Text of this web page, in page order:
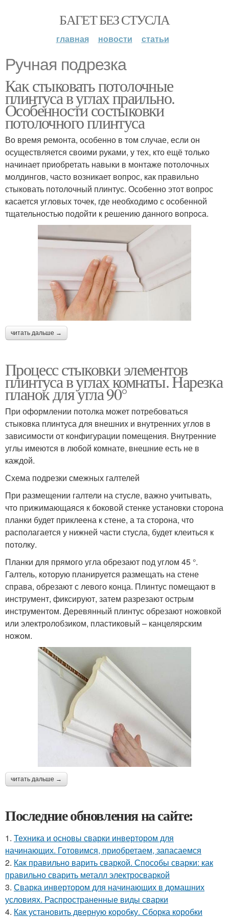
БАГЕТ БЕЗ СТУСЛА
главная новости статьи
Ручная подрезка
Как стыковать потолочные
плинтуса в углах праильно.
Особенности состыковки
потолочного плинтуса
Во время ремонта, особенно в том случае, если он
осуществляется своими руками, у тех, кто ещё только
начинает приобретать навыки в монтаже потолочных
молдингов, часто возникает вопрос, как правильно
стыковать потолочный плинтус. Особенно этот вопрос
касается угловых точек, где необходимо с особенной
тщательностью подойти к решению данного вопроса.
читать дальше →
Процесс стыковки элементов
плинтуса в углах комнаты. Нарезка
планок для угла 90°
При оформлении потолка может потребоваться
стыковка плинтуса для внешних и внутренних углов в
зависимости от конфигурации помещения. Внутренние
углы имеются в любой комнате, внешние есть не в
каждой.
Схема подрезки смежных галтелей
При размещении галтели на стусле, важно учитывать,
что прижимающаяся к боковой стенке установки сторона
планки будет приклеена к стене, а та сторона, что
располагается у нижней части стусла, будет клеиться к
потолку.
Планки для прямого угла обрезают под углом 45 °.
Галтель, которую планируется размещать на стене
справа, обрезают с левого конца. Плинтус помещают в
инструмент, фиксируют, затем разрезают острым
инструментом. Деревянный плинтус обрезают ножовкой
или электролобзиком, пластиковый – канцелярским
ножом.
читать дальше →
Последние обновления на сайте:
1. Техника и основы сварки инвертором для
начинающих. Готовимся, приобретаем, запасаемся
2. Как правильно варить сваркой. Способы сварки: как
правильно сварить металл электросваркой
3. Сварка инвертором для начинающих в домашних
условиях. Распространенные виды сварки
4. Как установить дверную коробку. Сборка коробки